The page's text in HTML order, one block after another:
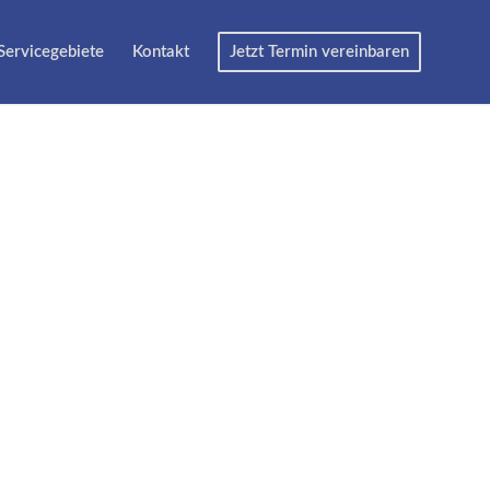
Kontakt Jetzt Termin vereinbaren